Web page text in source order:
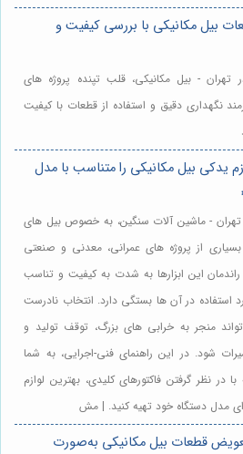
بیل مکانیکی با بررسی کیفیت و
تهران - بیل مکانیکی، قلب تپنده پروژه های
نگهداری دقیق و استفاده از قطعات با کیفیت
یدکی بیل مکانیکی را متناسب با مدل
تهران - ماشین آلات سنگین، به خصوص بیل های
از پروژه های عمرانی، معدنی و صنعتی
این ابزارها به شدت به کیفیت و تناسب
استفاده در آن ها بستگی دارد. انتخاب نادرست
منجر به خرابی های بزرگ، توقف تولید و
شود. در این راهنمای فنی-اجرایی، به شما
در نظر گرفتن فاکتورهای کلیدی، بهترین لوازم
مدل دستگاه خود تهیه کنید. | مش
قطعات بیل مکانیکی به‌صورت